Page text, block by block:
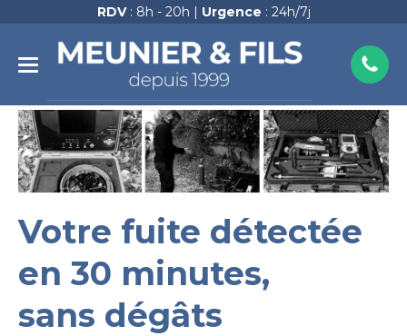
RDV: 8h - 20h | Urgence : 24h/7j
Votre fuite détectée
en 30 minutes,
sans dégâts